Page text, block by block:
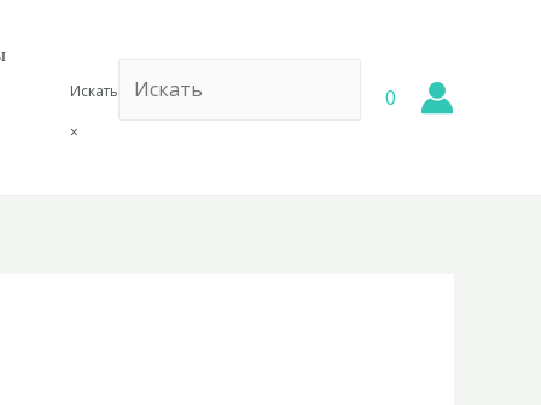
Искать
×
0